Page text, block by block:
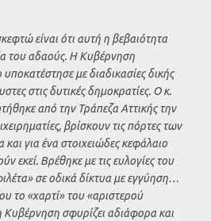
είναι ότι αυτή η βεβαιότητα
του αδαούς. Η Kυβέρνηση
με διαδικασίες δικής
στις δυτικές δημοκρατίες. Ο κ.
από την Τράπεζα Αττικής την
βρίσκουν τις πόρτες των
για ένα στοιχειώδες κεφάλαιο
εκεί. Βρέθηκε με τις ευλογίες του
σε οδικά δίκτυα με εγγύηση…
το «χαρτί» του «αριστερού
Κυβέρνηση σφυρίζει αδιάφορα και